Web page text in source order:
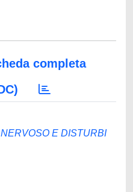
completa
E DISTURBI